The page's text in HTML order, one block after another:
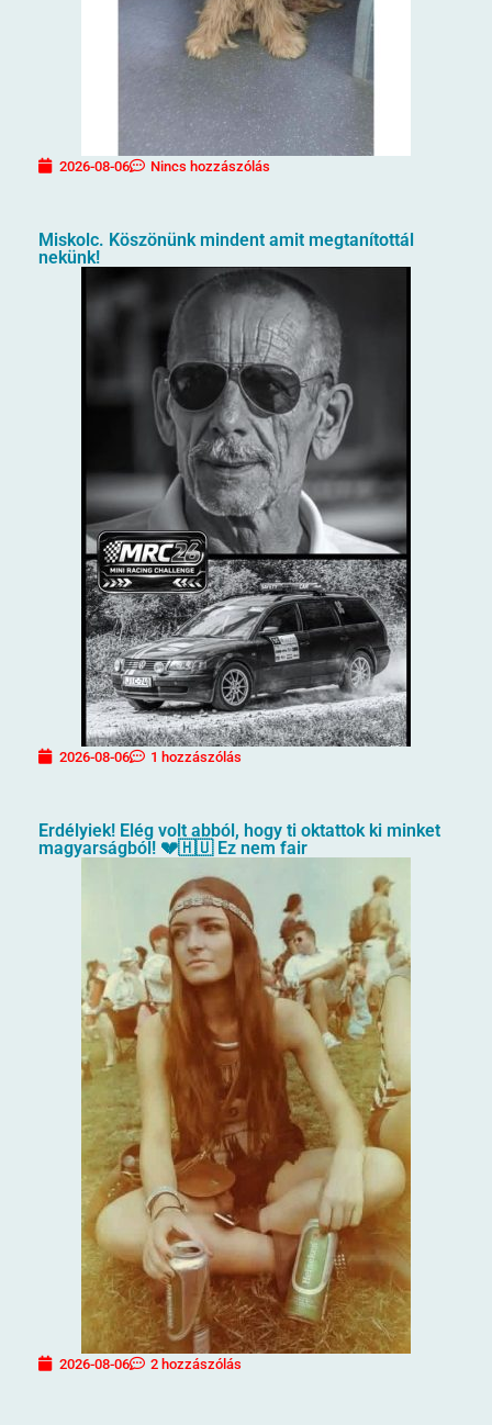
2026-08-06 Nincs hozzászólás
Miskolc. Köszönünk mindent amit megtanítottál
nekünk!
2026-08-06 1 hozzászólás
Erdélyiek! Elég volt abból, hogy ti oktattok ki minket
magyarságból! 💔🇭🇺 Ez nem fair
2026-08-06 2 hozzászólás